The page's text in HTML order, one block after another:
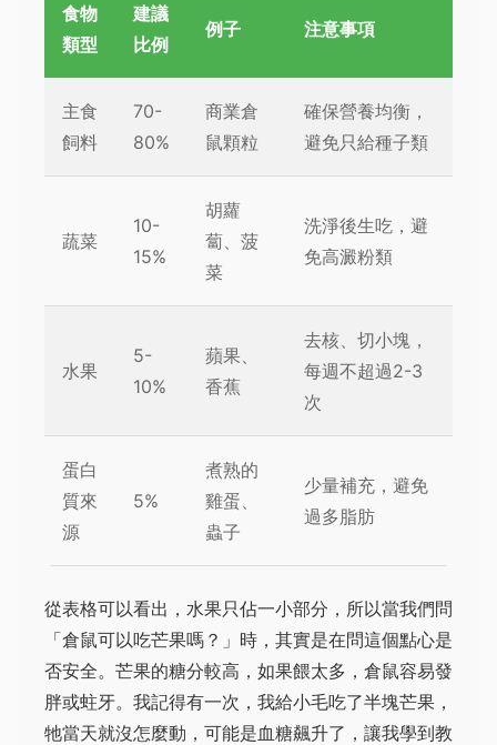
食物
類型
建議
比例
例子 注意事項
主食
飼料
70-
80%
商業倉
鼠顆粒
確保營養均衡，
避免只給種子類
蔬菜
10-
15%
胡蘿
蔔、菠
菜
洗淨後生吃，避
免高澱粉類
水果
5-
10%
蘋果、
香蕉
去核、切小塊，
每週不超過2-3
次
蛋白
質來
源
5%
煮熟的
雞蛋、
蟲子
少量補充，避免
過多脂肪
從表格可以看出，水果只佔一小部分，所以當我們問
「倉鼠可以吃芒果嗎？」時，其實是在問這個點心是
否安全。芒果的糖分較高，如果餵太多，倉鼠容易發
胖或蛀牙。我記得有一次，我給小毛吃了半塊芒果，
牠當天就沒怎麼動，可能是血糖飆升了，讓我學到教